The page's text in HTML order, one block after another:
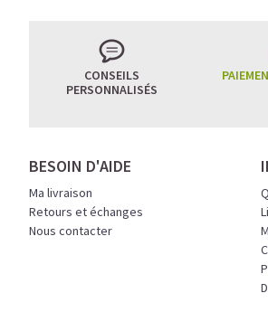
CONSEILS
PERSONNALISÉS
BESOIN D'AIDE
Ma livraison
Retours et échanges
Nous contacter